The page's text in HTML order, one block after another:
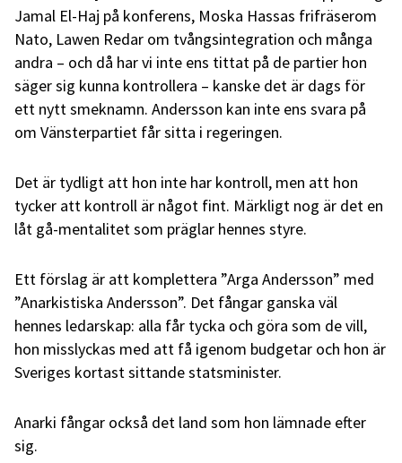
Jamal El-Haj på konferens, Moska Hassas frifräserom
Nato, Lawen Redar om tvångsintegration och många
andra – och då har vi inte ens tittat på de partier hon
säger sig kunna kontrollera – kanske det är dags för
ett nytt smeknamn. Andersson kan inte ens svara på
om Vänsterpartiet får sitta i regeringen.
Det är tydligt att hon inte har kontroll, men att hon
tycker att kontroll är något fint. Märkligt nog är det en
låt gå-mentalitet som präglar hennes styre.
Ett förslag är att komplettera ”Arga Andersson” med
”Anarkistiska Andersson”. Det fångar ganska väl
hennes ledarskap: alla får tycka och göra som de vill,
hon misslyckas med att få igenom budgetar och hon är
Sveriges kortast sittande statsminister.
Anarki fångar också det land som hon lämnade efter
sig.